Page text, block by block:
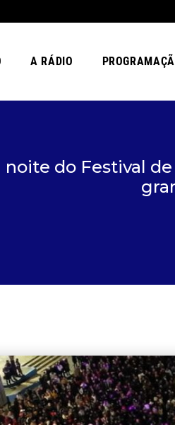
A RÁDIO
do Festival